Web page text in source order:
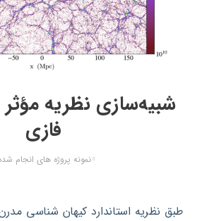
شبیه‌سازی نظریه
فازی
نمونه پروژه های انجام